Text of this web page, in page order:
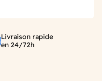
Livraison rapide
en 24/72h